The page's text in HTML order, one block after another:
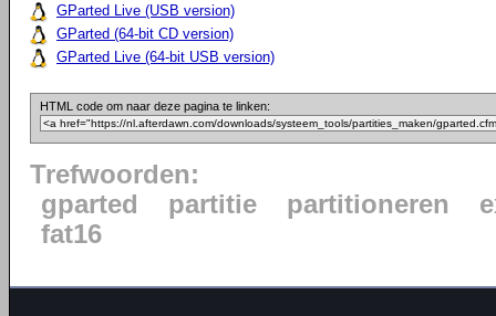
GParted Live (USB version)
GParted (64-bit CD version)
GParted Live (64-bit USB version)
HTML code om naar deze pagina te linken:
Trefwoorden:
gparted
partitie partitioneren
fat16